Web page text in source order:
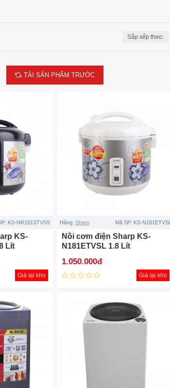
Sắp xếp theo:
TẢI SẢN PHẨM TRƯỚC
KS-NR181STVSS
KS-
Lít
Giá tại kho
Hãng: Sharp Mã SP: KS-N181ETVSL
Nồi cơm điện Sharp KS-
N181ETVSL 1.8 Lít
1.050.000đ
Giá tại kho